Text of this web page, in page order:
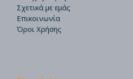
Σχετικά με εμάς
Επικοινωνία
Όροι Χρήσης